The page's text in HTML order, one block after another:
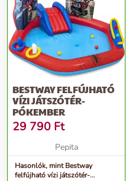
BESTWAY FELFÚJHATÓ
VÍZI JÁTSZÓTÉR-
PÓKEMBER
29 790 Ft
Pepita
Hasonlók, mint Bestway
felfújható vízi játszótér-